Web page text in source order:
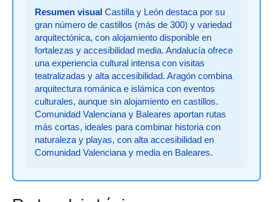
Resumen visual Castilla y León destaca por su
gran número de castillos (más de 300) y variedad
arquitectónica, con alojamiento disponible en
fortalezas y accesibilidad media. Andalucía ofrece
una experiencia cultural intensa con visitas
teatralizadas y alta accesibilidad. Aragón combina
arquitectura románica e islámica con eventos
culturales, aunque sin alojamiento en castillos.
Comunidad Valenciana y Baleares aportan rutas
más cortas, ideales para combinar historia con
naturaleza y playas, con alta accesibilidad en
Comunidad Valenciana y media en Baleares.